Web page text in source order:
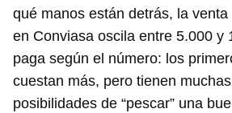
qué manos están detrás, la
en Conviasa oscila entre 5.000 y
paga según el número: los
cuestan más, pero tienen
posibilidades de “pescar” una